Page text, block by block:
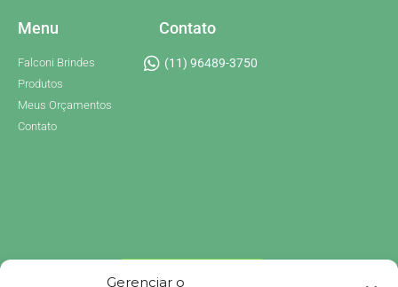
Gerenciar o
Menu
Falconi Brindes
Produtos
Meus Orçamentos
Contato
Contato
(11) 96489-3750